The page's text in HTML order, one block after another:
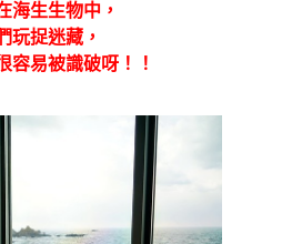
海生生物中，
玩捉迷藏，
容易被識破呀！！